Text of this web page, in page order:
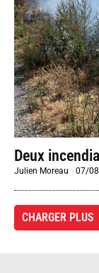
Deux
Julien Moreau -07/
CHARGER PLUS